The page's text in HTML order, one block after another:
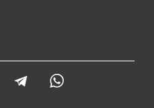
Telegram